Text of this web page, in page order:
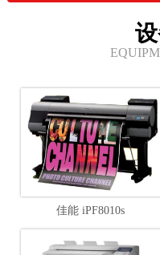
佳能 iPF8010s